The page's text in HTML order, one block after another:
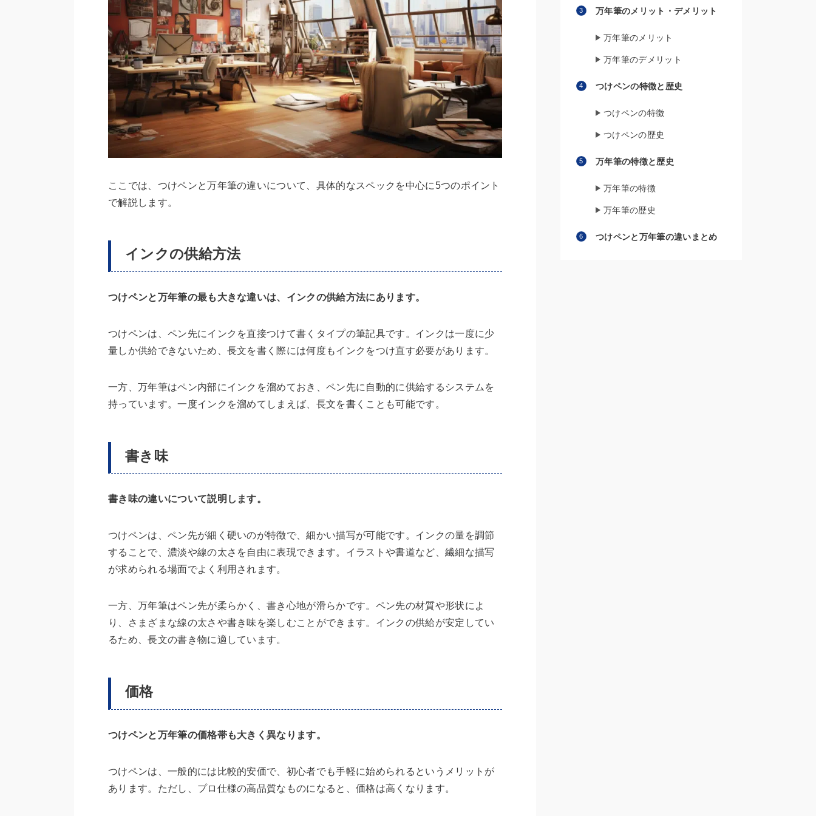
ここでは、つけペンと万年筆の違いについて、具体的なスペックを中心に5つのポイント
で解説します。
インクの供給方法
つけペンと万年筆の最も大きな違いは、インクの供給方法にあります。
つけペンは、ペン先にインクを直接つけて書くタイプの筆記具です。インクは一度に少
量しか供給できないため、長文を書く際には何度もインクをつけ直す必要があります。
一方、万年筆はペン内部にインクを溜めておき、ペン先に自動的に供給するシステムを
持っています。一度インクを溜めてしまえば、長文を書くことも可能です。
書き味
書き味の違いについて説明します。
つけペンは、ペン先が細く硬いのが特徴で、細かい描写が可能です。インクの量を調節
することで、濃淡や線の太さを自由に表現できます。イラストや書道など、繊細な描写
が求められる場面でよく利用されます。
一方、万年筆はペン先が柔らかく、書き心地が滑らかです。ペン先の材質や形状によ
り、さまざまな線の太さや書き味を楽しむことができます。インクの供給が安定してい
るため、長文の書き物に適しています。
価格
つけペンと万年筆の価格帯も大きく異なります。
つけペンは、一般的には比較的安価で、初心者でも手軽に始められるというメリットが
あります。ただし、プロ仕様の高品質なものになると、価格は高くなります。
万年筆のメリット・デメリット
万年筆のメリット
万年筆のデメリット
つけペンの特徴と歴史
つけペンの特徴
つけペンの歴史
万年筆の特徴と歴史
万年筆の特徴
万年筆の歴史
つけペンと万年筆の違いまとめ